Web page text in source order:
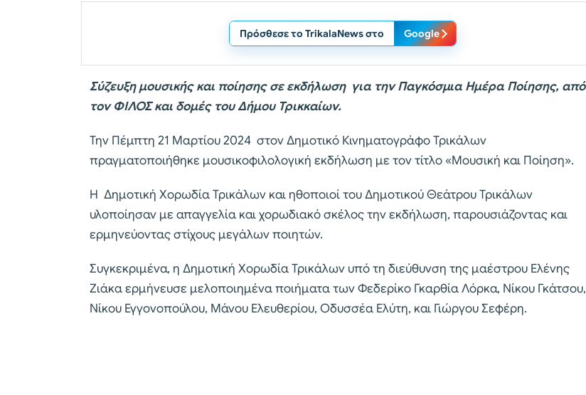
Πρόσθεσε το TrikalaNews στο Google
Σύζευξη μουσικής και ποίησης σε εκδήλωση για την Παγκόσμια Ημέρα Ποίησης, από
τον ΦΙΛΟΣ και δομές του Δήμου Τρικκαίων.
Την Πέμπτη 21 Μαρτίου 2024 στον Δημοτικό Κινηματογράφο Τρικάλων
πραγματοποιήθηκε μουσικοφιλολογική εκδήλωση με τον τίτλο «Μουσική και Ποίηση».
Η Δημοτική Χορωδία Τρικάλων και ηθοποιοί του Δημοτικού Θεάτρου Τρικάλων
υλοποίησαν με απαγγελία και χορωδιακό σκέλος την εκδήλωση, παρουσιάζοντας και
ερμηνεύοντας στίχους μεγάλων ποιητών.
Συγκεκριμένα, η Δημοτική Χορωδία Τρικάλων υπό τη διεύθυνση της μαέστρου Ελένης
Ζιάκα ερμήνευσε μελοποιημένα ποιήματα των Φεδερίκο Γκαρθία Λόρκα, Νίκου Γκάτσου,
Νίκου Εγγονοπούλου, Μάνου Ελευθερίου, Οδυσσέα Ελύτη, και Γιώργου Σεφέρη.